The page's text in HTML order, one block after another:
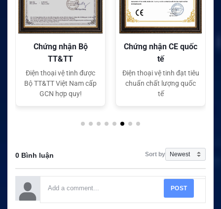
Chứng nhận Bộ
TT&TT
Điện thoại vệ tinh được
Bộ TT&TT Việt Nam cấp
GCN hợp quy!
Chứng nhận CE quốc
tế
Điện thoại vệ tinh đạt tiêu
chuẩn chất lượng quốc
tế
0 Bình luận Sort by
POST